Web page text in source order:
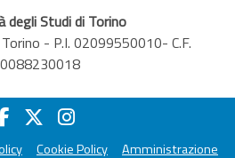
degli Studi di Torino
- P.I. 02099550010- C.F.
Cookie Policy Amministrazione